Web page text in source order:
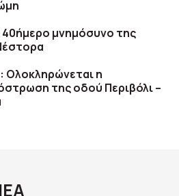
μνημόσυνο της
Ολοκληρώνεται η
της οδού Περιβόλι –